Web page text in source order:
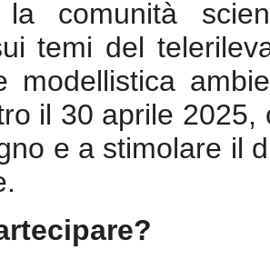
la comunità
temi del
modellistica
il 30 aprile
e a stimolare il